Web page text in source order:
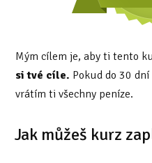
Mým cílem je, aby ti tento
si tvé cíle. Pokud do 30
vrátím ti všechny peníze.
Jak můžeš kurz